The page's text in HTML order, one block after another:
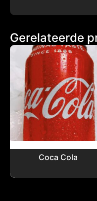
Gerelateerde
Coca Cola